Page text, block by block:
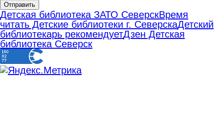
Отправить
Детская библиотека ЗАТО СеверскВремя
читать Детские библиотеки г. СеверскаДетский
библиотекарь рекомендуетДзен Детская
библиотека Северск